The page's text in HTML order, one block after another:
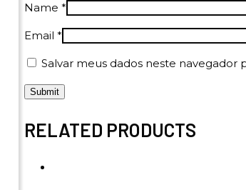
Name *
Email *
Salvar meus dados neste navegador
RELATED PRODUCTS